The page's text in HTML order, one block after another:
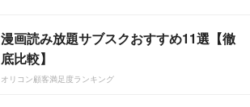
漫画読み放題サブスクおすすめ11選【徹
底比較】
オリコン顧客満足度ランキング